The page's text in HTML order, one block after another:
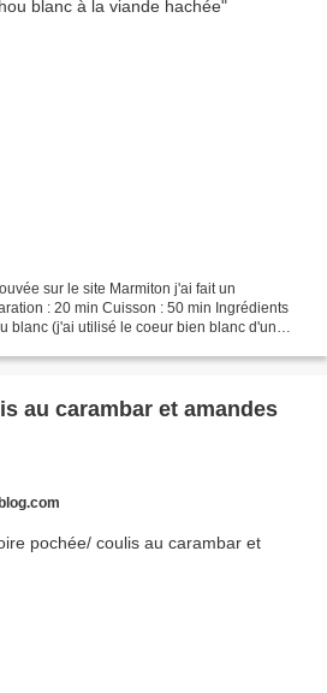
sur le site Marmiton j'ai fait un
: 20 min Cuisson : 50 min Ingrédients
blanc (j'ai utilisé le coeur bien blanc d'un
au carambar et amandes